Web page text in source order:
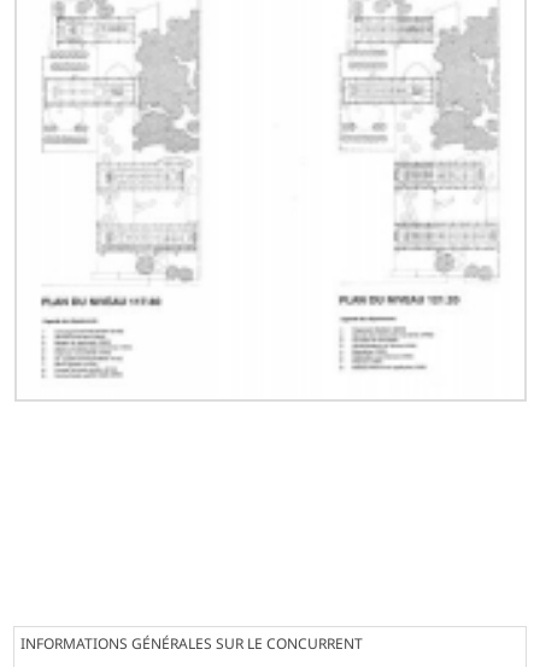
INFORMATIONS GÉNÉRALES SUR LE CONCURRENT